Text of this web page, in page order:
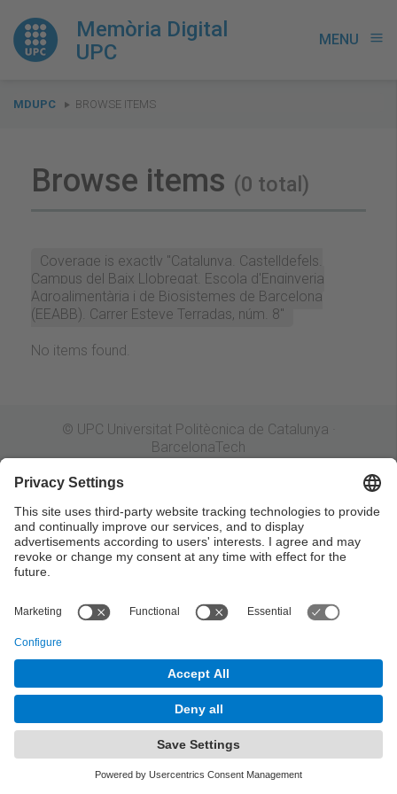
Memòria Digital
UPC
MENU menu
You
MDUPC BROWSE ITEMS
Browse items (0 total)
Coverage is exactly "Catalunya. Castelldefels.
Campus del Baix Llobregat. Escola d'Enginyeria
Agroalimentària i de Biosistemes de Barcelona
(EEABB). Carrer Esteve Terradas, núm. 8"
No items found.
© UPC Universitat Politècnica de Catalunya ·
BarcelonaTech
Legal warning